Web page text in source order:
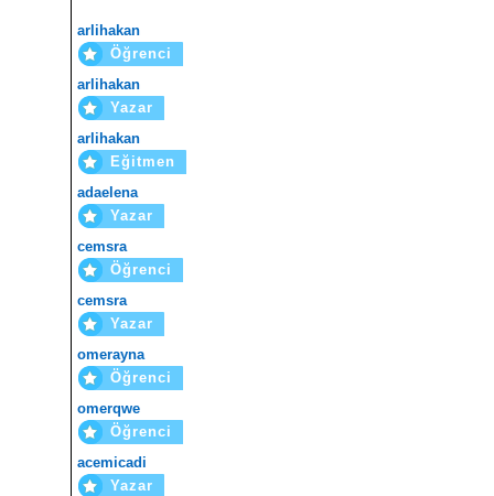
arlihakan
Öğrenci
arlihakan
Yazar
arlihakan
Eğitmen
adaelena
Yazar
cemsra
Öğrenci
cemsra
Yazar
omerayna
Öğrenci
omerqwe
Öğrenci
acemicadi
Yazar